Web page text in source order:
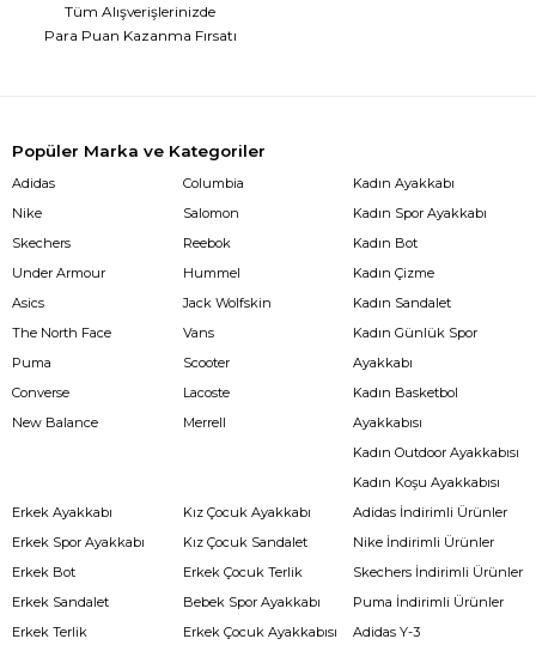
Tüm Alışverişlerinizde
Para Puan Kazanma Fırsatı
Popüler Marka ve Kategoriler
Adidas
Nike
Skechers
Under Armour
Asics
The North Face
Puma
Converse
New Balance
Columbia
Salomon
Reebok
Hummel
Jack Wolfskin
Vans
Scooter
Lacoste
Merrell
Kadın Ayakkabı
Kadın Spor Ayakkabı
Kadın Bot
Kadın Çizme
Kadın Sandalet
Kadın Günlük Spor
Ayakkabı
Kadın Basketbol
Ayakkabısı
Kadın Outdoor Ayakkabısı
Kadın Koşu Ayakkabısı
Erkek Ayakkabı
Erkek Spor Ayakkabı
Erkek Bot
Erkek Sandalet
Erkek Terlik
Kız Çocuk Ayakkabı
Kız Çocuk Sandalet
Erkek Çocuk Terlik
Bebek Spor Ayakkabı
Erkek Çocuk Ayakkabısı
Adidas İndirimli Ürünler
Nike İndirimli Ürünler
Skechers İndirimli Ürünler
Puma İndirimli Ürünler
Adidas Y-3